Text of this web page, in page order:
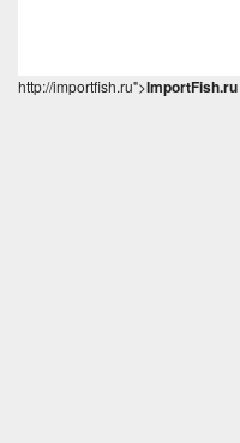
http://importfish.ru">ImportFish.ru